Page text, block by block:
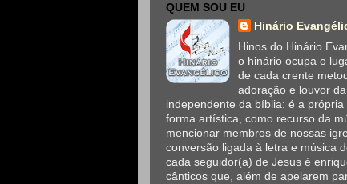
QUEM SOU EU
Hinário
Hinos do Hinário
o hinário ocupa o
de cada crente
adoração e louvor
independente da bíblia: é a
forma artística, como recurso da
mencionar membros de nossas
conversão ligada à letra e música
cada seguidor(a) de Jesus é
cânticos que, além de apelarem